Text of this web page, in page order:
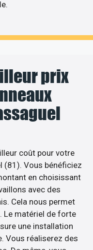
prix
coût pour votre
(81). Vous bénéficiez
en choisissant
avec des
Cela nous permet
Le matériel de forte
une installation
Vous réaliserez des